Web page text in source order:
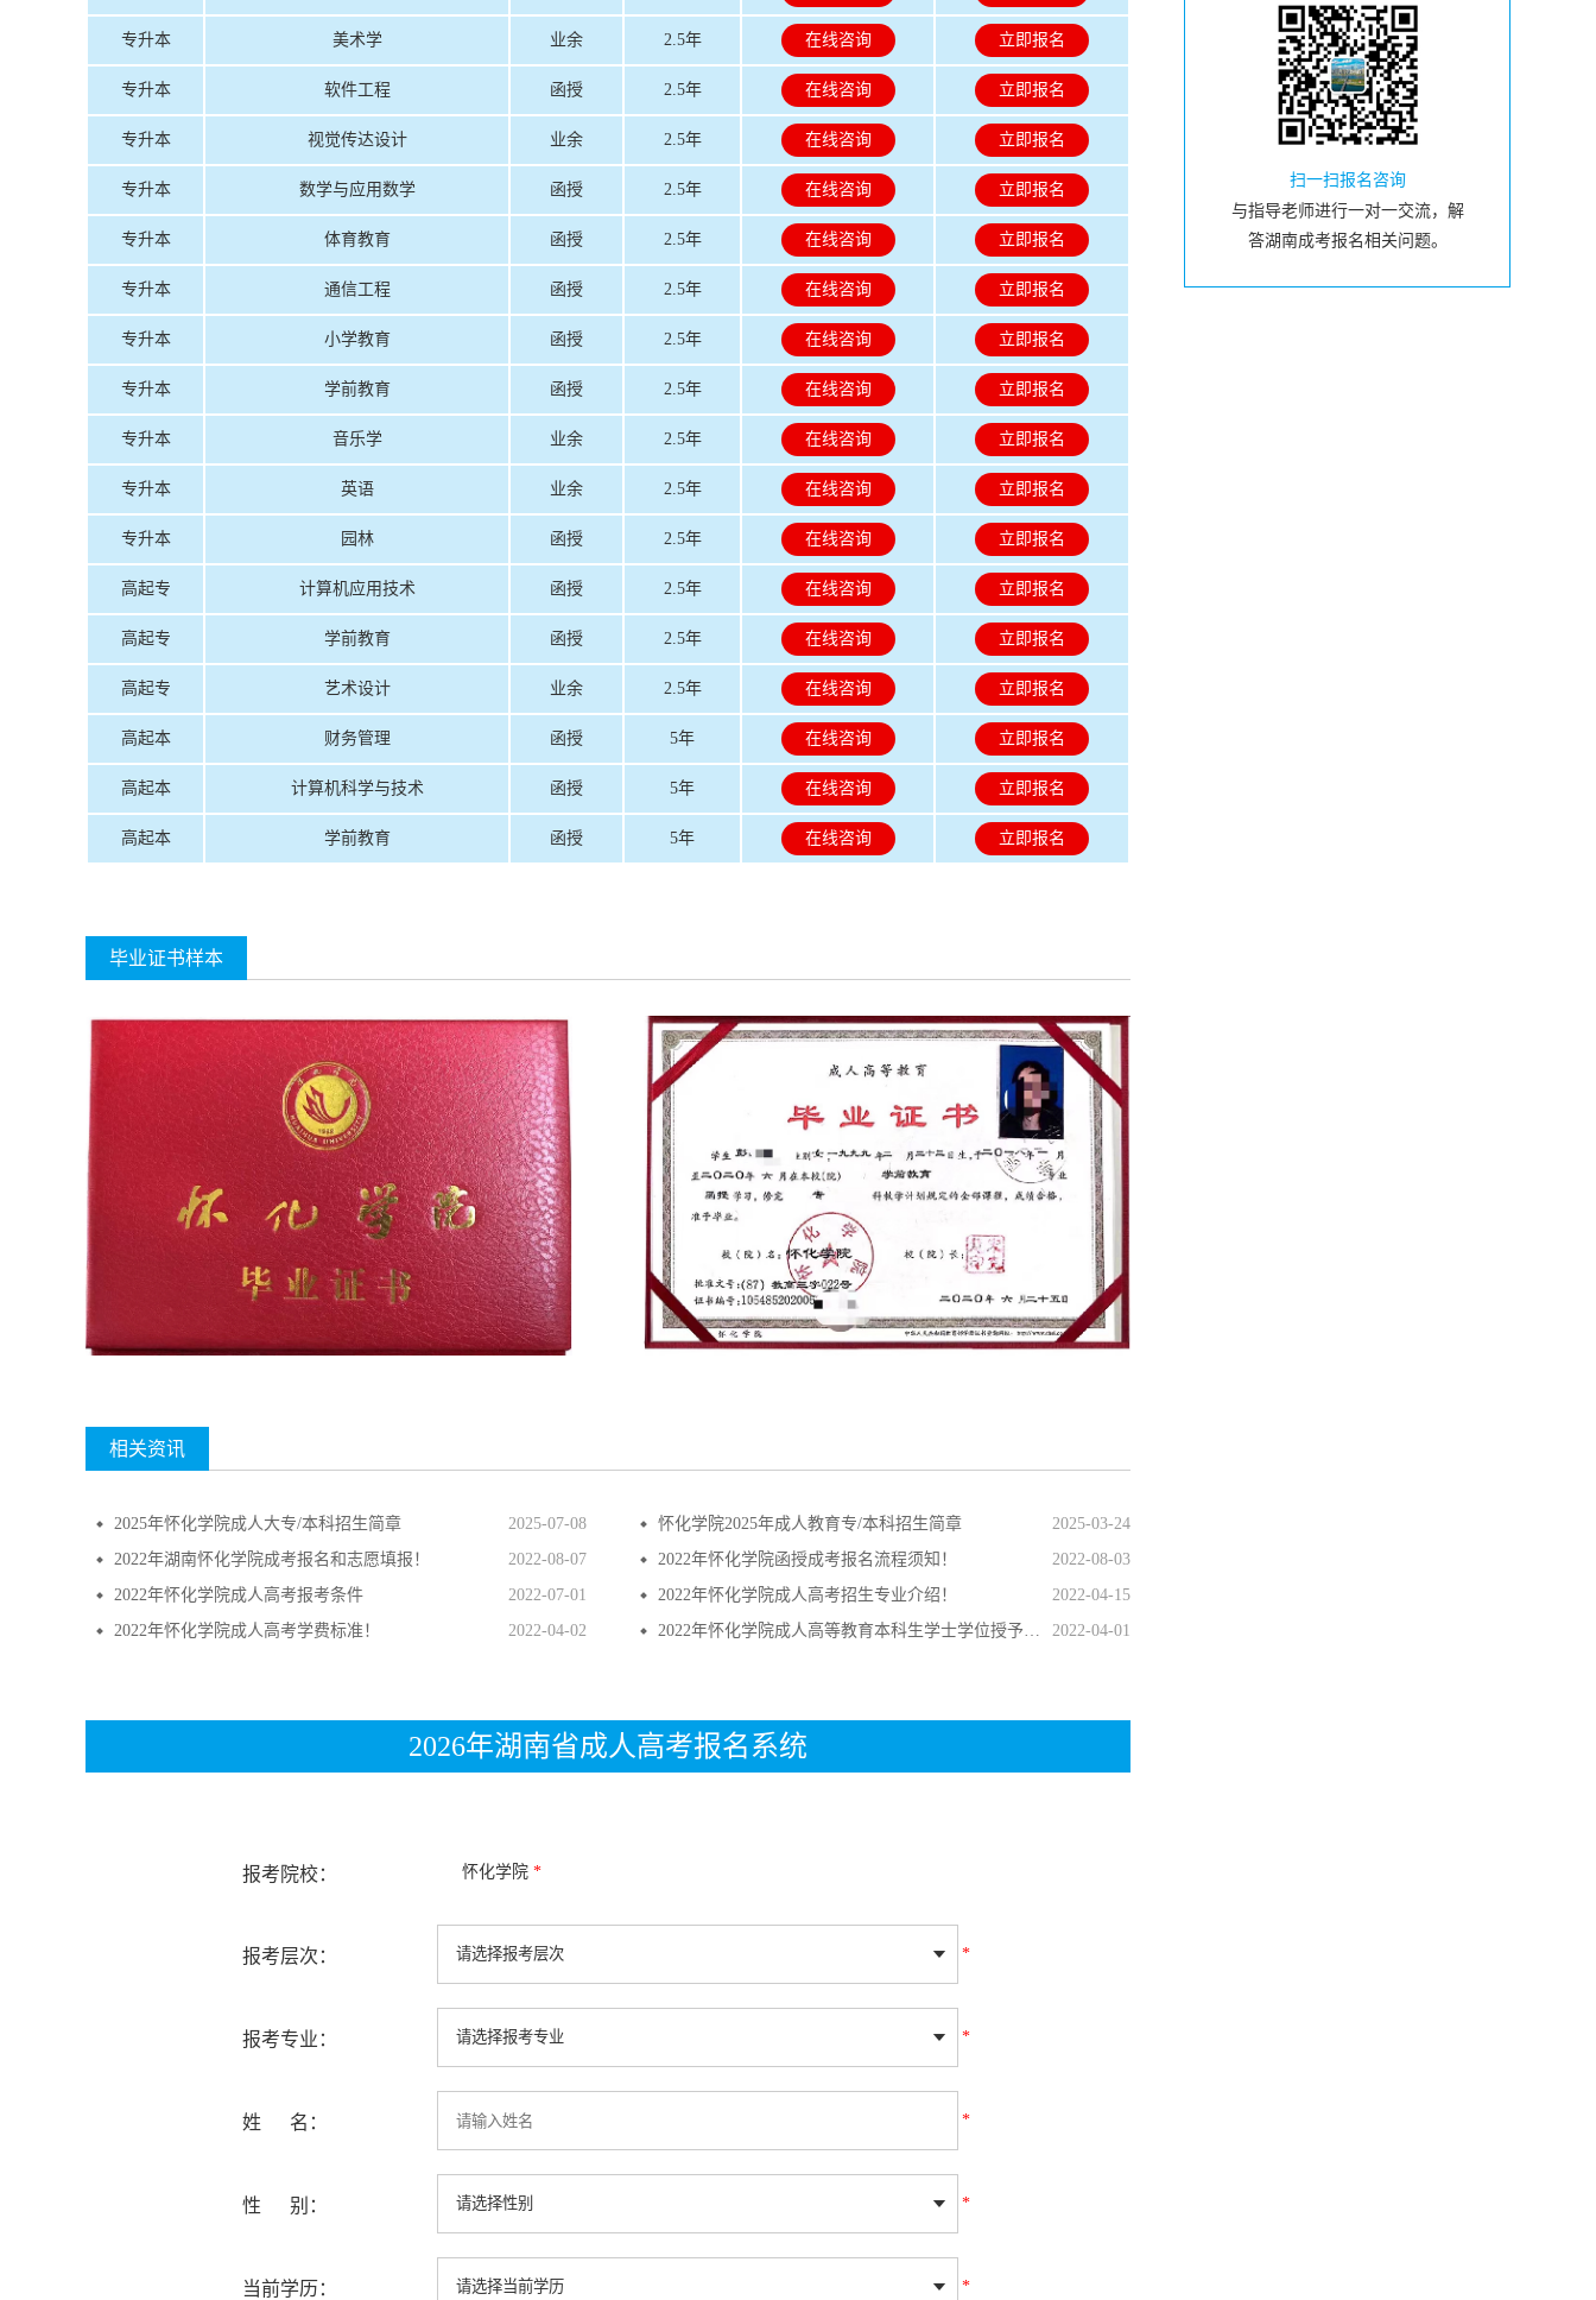
专升本 美术学 业余 2.5年 在线咨询 立即报名
专升本 软件工程 函授 2.5年 在线咨询 立即报名
专升本 视觉传达设计 业余 2.5年 在线咨询 立即报名
专升本 数学与应用数学 函授 2.5年 在线咨询 立即报名
专升本 体育教育 函授 2.5年 在线咨询 立即报名
专升本 通信工程 函授 2.5年 在线咨询 立即报名
专升本 小学教育 函授 2.5年 在线咨询 立即报名
专升本 学前教育 函授 2.5年 在线咨询 立即报名
专升本 音乐学 业余 2.5年 在线咨询 立即报名
专升本 英语 业余 2.5年 在线咨询 立即报名
专升本 园林 函授 2.5年 在线咨询 立即报名
高起专 计算机应用技术 函授 2.5年 在线咨询 立即报名
高起专 学前教育 函授 2.5年 在线咨询 立即报名
高起专 艺术设计 业余 2.5年 在线咨询 立即报名
高起本 财务管理 函授 5年 在线咨询 立即报名
高起本 计算机科学与技术 函授 5年 在线咨询 立即报名
高起本 学前教育 函授 5年 在线咨询 立即报名
毕业证书样本
相关资讯
2025-07-08
2025年怀化学院成人大专/本科招生简章 2025-03-24
怀化学院2025年成人教育专/本科招生简章
2022-08-07
2022年湖南怀化学院成考报名和志愿填报！ 2022-08-03
2022年怀化学院函授成考报名流程须知！
2022-07-01
2022年怀化学院成人高考报考条件 2022-04-15
2022年怀化学院成人高考招生专业介绍！
2022-04-02
2022年怀化学院成人高考学费标准！ 2022-04-01
2022年怀化学院成人高等教育本科生学士学位授予条件
2026年湖南省成人高考报名系统
报考院校： 怀化学院 *
报考层次： *
报考专业： *
姓 名： *
性 别： *
当前学历： *
扫一扫报名咨询
与指导老师进行一对一交流，解
答湖南成考报名相关问题。